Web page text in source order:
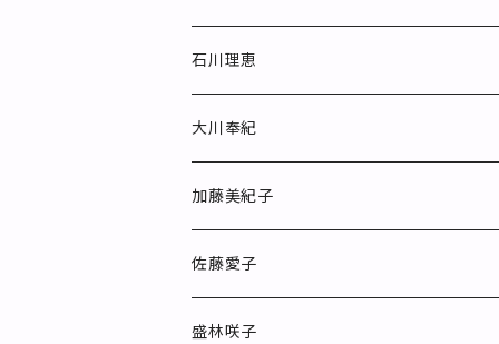
めしわん
フリーカップ
カップ&ソーサー
ポット
お皿
石川理恵
大川奉紀
加藤美紀子
佐藤愛子
盛林咲子